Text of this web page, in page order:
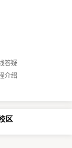
答疑
介绍
区